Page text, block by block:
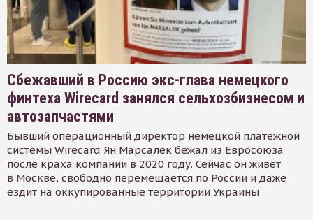
Сбежавший в Россию экс-глава немецкого
финтеха Wirecard занялся сельхозбизнесом и
автозапчастями
Бывший операционный директор немецкой платёжной
системы Wirecard Ян Марсалек бежал из Евросоюза
после краха компании в 2020 году. Сейчас он живёт
в Москве, свободно перемещается по России и даже
ездит на оккупированные территории Украины